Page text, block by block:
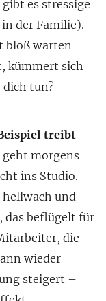
es stressige
der Familie).
bloß warten
kümmert sich
dich tun?
treibt
geht morgens
ins Studio.
und
das beflügelt für
die
wieder
steigert –